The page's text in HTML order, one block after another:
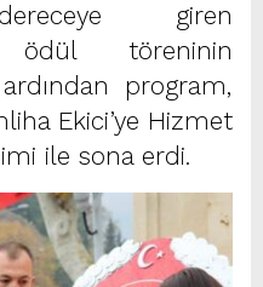
giren
töreninin
program,
Ekici’ye Hizmet
ile sona erdi.